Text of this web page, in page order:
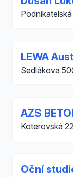
LEWA
Sedlákova
AZS
Koterovská
Oční